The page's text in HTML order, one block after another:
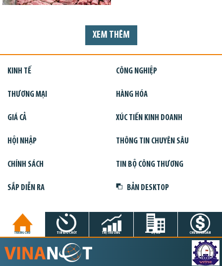
XEM THÊM
KINH TẾ CÔNG NGHIỆP
THƯƠNG MẠI HÀNG HÓA
GIÁ CẢ XÚC TIẾN KINH DOANH
HỘI NHẬP THÔNG TIN CHUYÊN SÂU
CHÍNH SÁCH TIN BỘ CÔNG THƯƠNG
SẮP DIỄN RA BẢN DESKTOP
TRANG CHỦ TIN GIỜ CHÓT THỊ TRƯỜNG DỰ ÁN CHỨNG KHOÁN